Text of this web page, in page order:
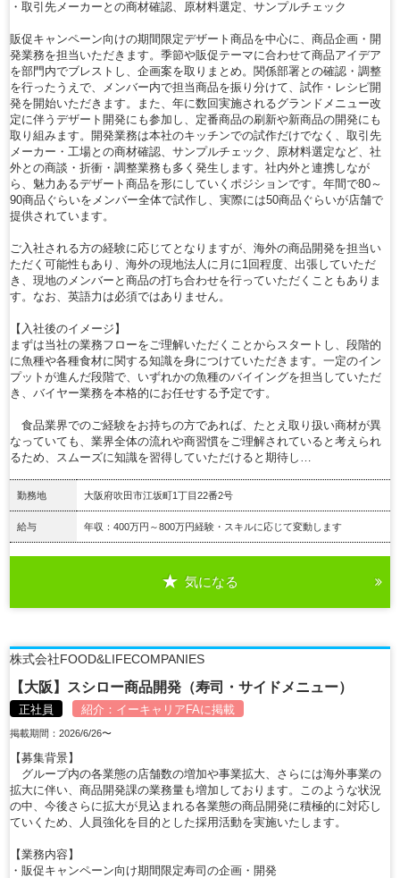
・取引先メーカーとの商材確認、原材料選定、サンプルチェック
販促キャンペーン向けの期間限定デザート商品を中心に、商品企画・開
発業務を担当いただきます。季節や販促テーマに合わせて商品アイデア
を部門内でブレストし、企画案を取りまとめ。関係部署との確認・調整
を行ったうえで、メンバー内で担当商品を振り分けて、試作・レシピ開
発を開始いただきます。また、年に数回実施されるグランドメニュー改
定に伴うデザート開発にも参加し、定番商品の刷新や新商品の開発にも
取り組みます。開発業務は本社のキッチンでの試作だけでなく、取引先
メーカー・工場との商材確認、サンプルチェック、原材料選定など、社
外との商談・折衝・調整業務も多く発生します。社内外と連携しなが
ら、魅力あるデザート商品を形にしていくポジションです。年間で80～
90商品ぐらいをメンバー全体で試作し、実際には50商品ぐらいが店舗で
提供されています。
ご入社される方の経験に応じてとなりますが、海外の商品開発を担当い
ただく可能性もあり、海外の現地法人に月に1回程度、出張していただ
き、現地のメンバーと商品の打ち合わせを行っていただくこともありま
す。なお、英語力は必須ではありません。
【入社後のイメージ】
まずは当社の業務フローをご理解いただくことからスタートし、段階的
に魚種や各種食材に関する知識を身につけていただきます。一定のイン
プットが進んだ段階で、いずれかの魚種のバイイングを担当していただ
き、バイヤー業務を本格的にお任せする予定です。
食品業界でのご経験をお持ちの方であれば、たとえ取り扱い商材が異
なっていても、業界全体の流れや商習慣をご理解されていると考えられ
るため、スムーズに知識を習得していただけると期待し…
勤務地 大阪府吹田市江坂町1丁目22番2号
給与 年収：400万円～800万円経験・スキルに応じて変動します
気になる
株式会社FOOD&LIFECOMPANIES
【大阪】スシロー商品開発（寿司・サイドメニュー）
正社員 紹介： イーキャリアFAに掲載
掲載期間：2026/6/26〜
【募集背景】
グループ内の各業態の店舗数の増加や事業拡大、さらには海外事業の
拡大に伴い、商品開発課の業務量も増加しております。このような状況
の中、今後さらに拡大が見込まれる各業態の商品開発に積極的に対応し
ていくため、人員強化を目的とした採用活動を実施いたします。
【業務内容】
・販促キャンペーン向け期間限定寿司の企画・開発